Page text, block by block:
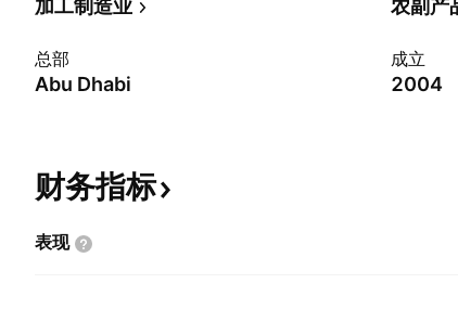
加工制造业 农副产
总部
Abu Dhabi
成立
2004
财务指标
表现